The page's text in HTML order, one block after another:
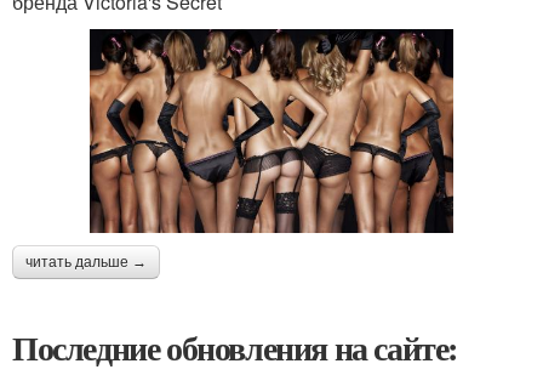
читать дальше →
Последние обновления на сайте: